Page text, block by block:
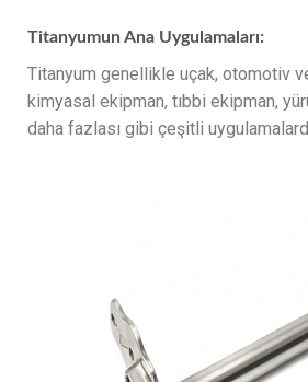
Titanyumun Ana Uygulamaları:
Titanyum genellikle uçak, otomotiv
kimyasal ekipman, tıbbi ekipman,
daha fazlası gibi çeşitli